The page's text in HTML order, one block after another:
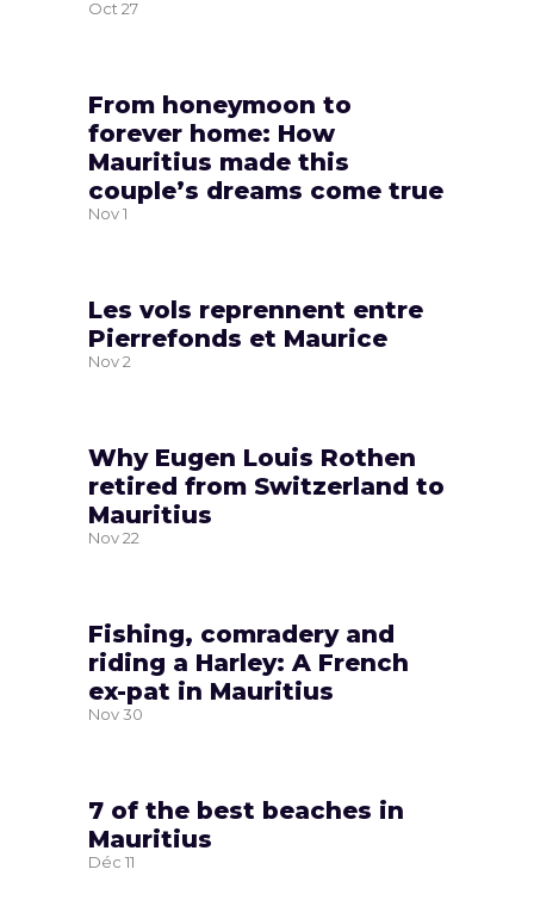
Oct27
From honeymoon to
forever home: How
Mauritius made this
couple’s dreams come true
Nov1
Les vols reprennent entre
Pierrefonds et Maurice
Nov2
Why Eugen Louis Rothen
retired from Switzerland to
Mauritius
Nov22
Fishing, comradery and
riding a Harley: A French
ex-pat in Mauritius
Nov30
7 of the best beaches in
Mauritius
Déc 11